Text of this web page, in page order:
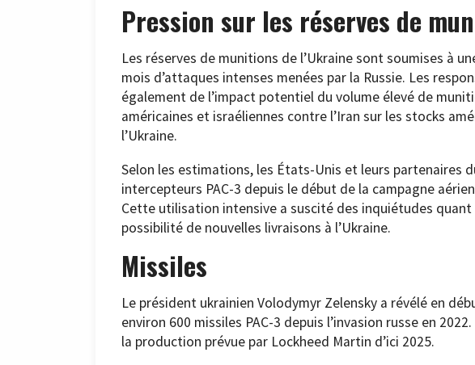
Pression sur les réserves de
Les réserves de munitions de l’Ukraine sont soumises à
mois d’attaques intenses menées par la Russie. Les
également de l’impact potentiel du volume élevé de
américaines et israéliennes contre l’Iran sur les stocks
l’Ukraine.
Selon les estimations, les États-Unis et leurs partenaires
intercepteurs PAC-3 depuis le début de la campagne
Cette utilisation intensive a suscité des inquiétudes
possibilité de nouvelles livraisons à l’Ukraine.
Missiles
Le président ukrainien Volodymyr Zelensky a révélé en
environ 600 missiles PAC-3 depuis l’invasion russe en
la production prévue par Lockheed Martin d’ici 2025.